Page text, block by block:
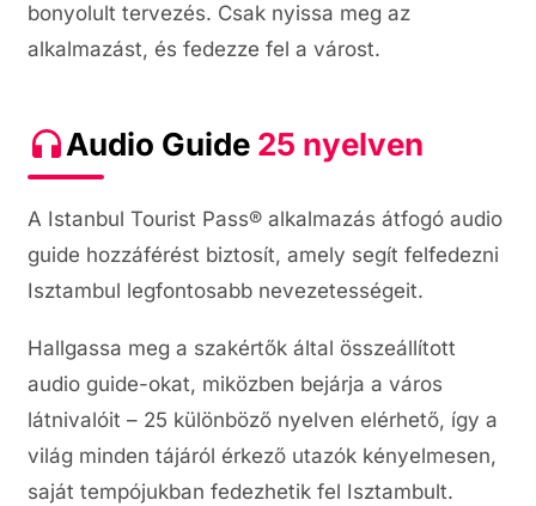
bonyolult tervezés. Csak nyissa meg az
alkalmazást, és fedezze fel a várost.
Audio Guide 25 nyelven
A Istanbul Tourist Pass® alkalmazás átfogó audio
guide hozzáférést biztosít, amely segít felfedezni
Isztambul legfontosabb nevezetességeit.
Hallgassa meg a szakértők által összeállított
audio guide-okat, miközben bejárja a város
látnivalóit – 25 különböző nyelven elérhető, így a
világ minden tájáról érkező utazók kényelmesen,
saját tempójukban fedezhetik fel Isztambult.